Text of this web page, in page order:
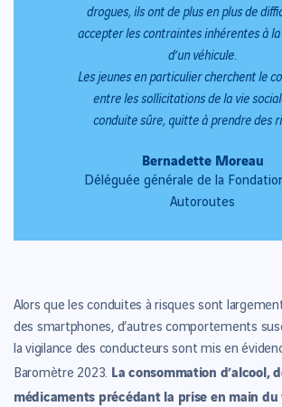
drogues, ils ont de plus en plus de
accepter les contraintes inhérentes à
d’un véhicule.
Les jeunes en particulier cherchent le
entre les sollicitations de la vie
conduite sûre, quitte à prendre des
Bernadette Moreau
Déléguée générale de la
Autoroutes
Alors que les conduites à risques sont
des smartphones, d’autres comportements
la vigilance des conducteurs sont mis en
Baromètre 2023. La consommation d’alcool,
médicaments précédant la prise en main